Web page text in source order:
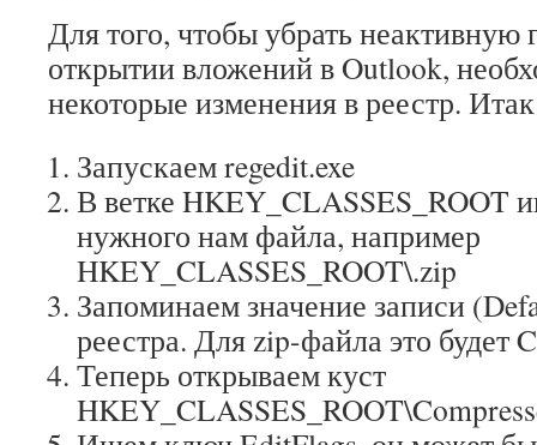
Для того, чтобы убрать неактивную
открытии вложений в Outlook,
некоторые изменения в реестр.
Запускаем regedit.exe
В ветке HKEY_CLASSES_ROOT
нужного нам файла, например
HKEY_CLASSES_ROOT\.zip
Запоминаем значение записи
реестра. Для zip-файла это будет
Теперь открываем куст